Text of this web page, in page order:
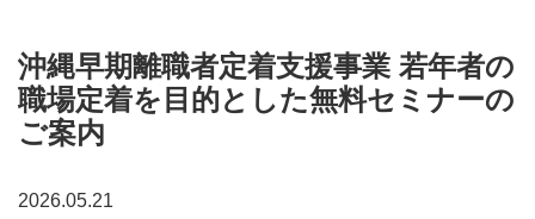
沖縄早期離職者定着支援事業 若年者の
職場定着を目的とした無料セミナーの
ご案内
2026.05.21